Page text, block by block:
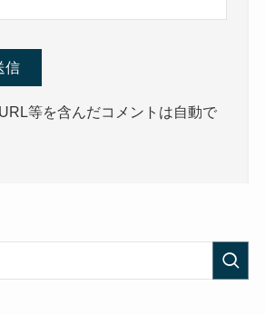
等を含んだコメントは自動で